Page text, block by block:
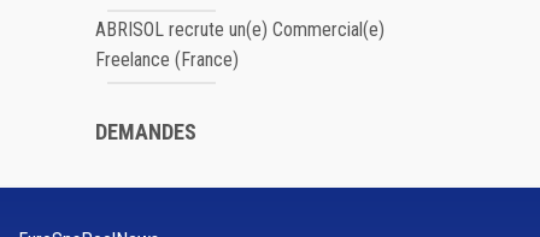
ABRISOL recrute un(e) Commercial(e)
Freelance (France)
DEMANDES